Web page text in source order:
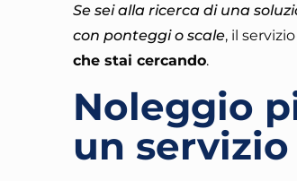
Se sei alla ricerca di una
con ponteggi o scale, il
che stai cercando.
Noleggio
un